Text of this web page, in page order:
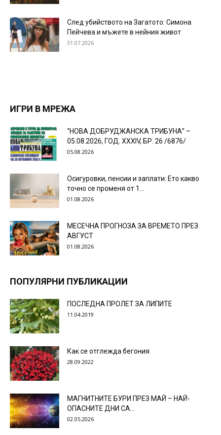
След убийството на Загатото: Симона
Пейчева и мъжете в нейния живот
31.07.2026
ИГРИ В МРЕЖА
“НОВА ДОБРУДЖАНСКА ТРИБУНА” –
05.08.2026, ГОД. XXХIV, БР. 26 /6876/
05.08.2026
Осигуровки, пенсии и заплати: Ето какво
точно се променя от 1...
01.08.2026
МЕСЕЧНА ПРОГНОЗА ЗА ВРЕМЕТО ПРЕЗ
АВГУСТ
01.08.2026
ПОПУЛЯРНИ ПУБЛИКАЦИИ
ПОСЛЕДНА ПРОЛЕТ ЗА ЛИПИТЕ
11.04.2019
Как се отглежда бегония
28.09.2022
МАГНИТНИТЕ БУРИ ПРЕЗ МАЙ – НАЙ-
ОПАСНИТЕ ДНИ СА…
02.05.2026